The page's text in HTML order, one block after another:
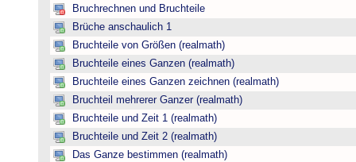
Bruchrechnen und Bruchteile
Brüche anschaulich 1
Bruchteile von Größen (realmath)
Bruchteile eines Ganzen (realmath)
Bruchteile eines Ganzen zeichnen (realmath)
Bruchteil mehrerer Ganzer (realmath)
Bruchteile und Zeit 1 (realmath)
Bruchteile und Zeit 2 (realmath)
Das Ganze bestimmen (realmath)